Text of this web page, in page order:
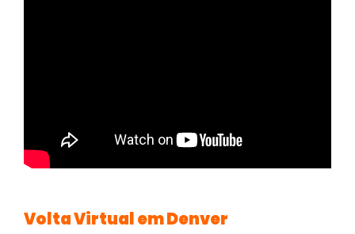
Volta Virtual em Denver